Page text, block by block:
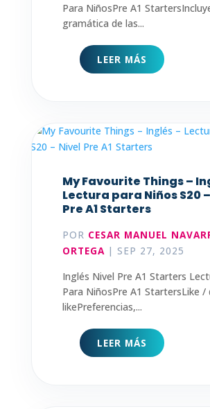
Para NiñosPre A1
gramática de las...
LEER MÁS
My Favourite Things –
Lectura para Niños S20
Pre A1 Starters
POR CESAR MANUEL
ORTEGA| SEP 27, 2025
Inglés Nivel Pre A1 Starters
Para NiñosPre A1 StartersLike /
likePreferencias,...
LEER MÁS